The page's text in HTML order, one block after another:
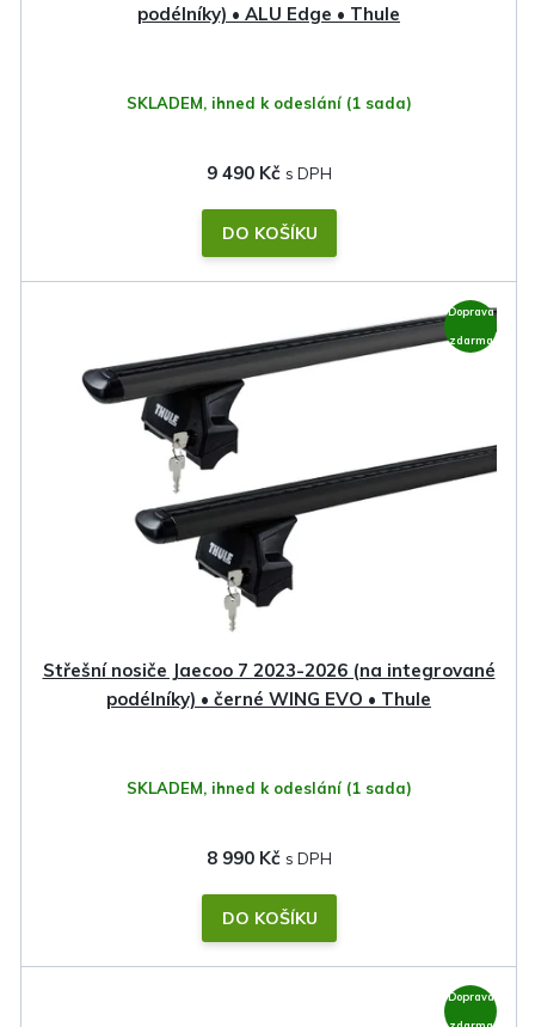
podélníky) • ALU Edge • Thule
SKLADEM, ihned k odeslání (1 sada)
9 490 Kč
DO KOŠÍKU
Doprava
zdarma
Střešní nosiče Jaecoo 7 2023-2026 (na integrované
podélníky) • černé WING EVO • Thule
SKLADEM, ihned k odeslání (1 sada)
8 990 Kč
DO KOŠÍKU
Doprava